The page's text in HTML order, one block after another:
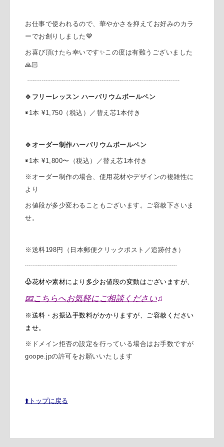
お仕事で使われるので、華やかさを抑えてお好みのカラ
ーでお創りしました💙
お喜び頂けたら幸いです✨この度は有難うございました
🙏🏻
┈┈┈┈┈┈┈┈┈┈┈┈┈┈┈┈┈┈┈┈┈
🍀 フリーレッスン ハーバリウムボールペン
◉1本 ¥1,750（税込）／替え芯1本付き
🍀 オーダー制作ハーバリウムボールペン
◉1本 ¥1,800〜（税込）／替え芯1本付き
※オーダー制作の場合、使用花材やデザインの複雑性に
より
お値段が多少変わることも ございます。ご容赦下さいま
せ。
※送料198円 （日本郵便クリックポスト／追跡付き）
┈┈┈┈┈┈┈┈┈┈┈┈┈┈┈┈┈┈┈┈┈
♧花材や素材により多少お値段の変動はございますが、
📧こちらへお気軽にご相談ください♫
※送料・お振込手数料がかかりますが、ご容赦ください
ませ。
※ ドメイン拒否の設定を行っている場合はお手数ですが
goope.jpの許可をお願いいたします
⬆️トップに戻る